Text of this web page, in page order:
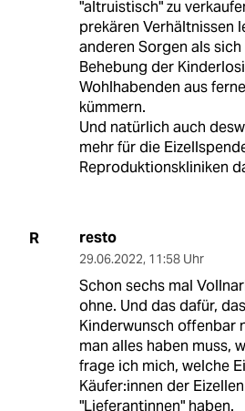
"altruistisch" zu
prekären Verhältnissen
anderen Sorgen als
Behebung der
Wohlhabenden aus
kümmern.
Und natürlich auch
mehr für die
Reproduktionskliniken
R resto
29.06.2022, 11:58 Uhr
Schon sechs mal
ohne. Und das dafür,
Kinderwunsch offenbar
man alles haben muss,
frage ich mich, welche
Käufer:innen der
"Lieferantinnen" haben.